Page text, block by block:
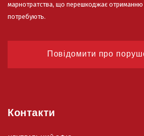
марнотратства, що перешкоджає отриманню
потребують.
Повідомити про
Контакти